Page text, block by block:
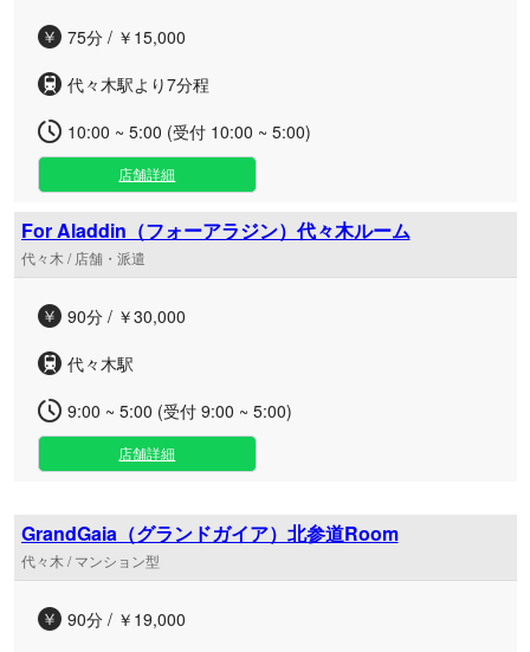
75分 / ￥15,000
代々木駅より7分程
10:00 ~ 5:00 (受付 10:00 ~ 5:00)
店舗詳細
For Aladdin（フォーアラジン）代々木ルーム
代々木 / 店舗・派遣
90分 / ￥30,000
代々木駅
9:00 ~ 5:00 (受付 9:00 ~ 5:00)
店舗詳細
GrandGaia（グランドガイア）北参道Room
代々木 / マンション型
90分 / ￥19,000